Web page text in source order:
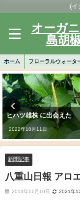
(イ
オーガ
島胡
ホーム フローラルウォータ
ヒハツ雄株 に出会えた
2022年10月11日
新聞記事
八重山日報 アロ
2013年11月10日 2021年